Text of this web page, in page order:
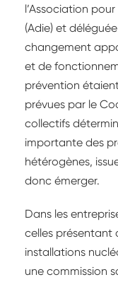
l’Association
(Adie) et
changement
et de
prévention
prévues par le
collectifs
importante des
hétérogènes,
donc émerger.
Dans les
celles présentant
installations
une commission